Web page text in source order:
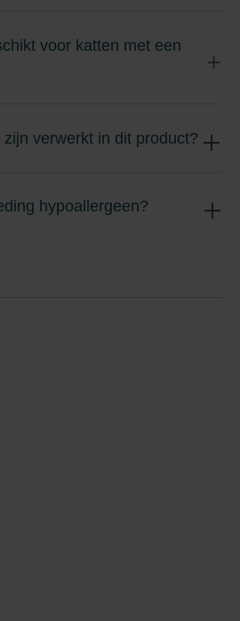
voor katten met een
verwerkt in dit product?
hypoallergeen?